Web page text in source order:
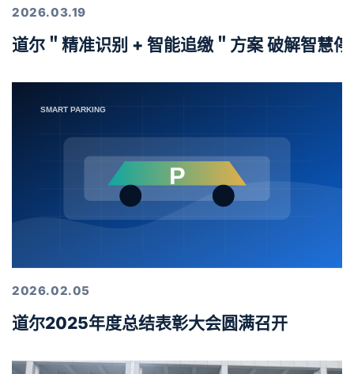
2026.03.19
道尔＂精准识别 + 智能追缴＂方案 破解智慧
2026.02.05
道尔2025年度总结表彰大会圆满召开